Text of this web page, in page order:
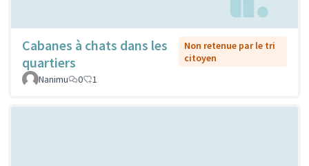
Cabanes à chats dans les
quartiers
Non retenue par le tri
citoyen
Nanimu
0 1